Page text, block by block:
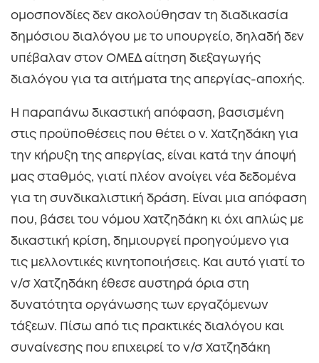
ομοσπονδίες δεν ακολούθησαν τη διαδικασία
δημόσιου διαλόγου με το υπουργείο, δηλαδή δεν
υπέβαλαν στον ΟΜΕΔ αίτηση διεξαγωγής
διαλόγου για τα αιτήματα της απεργίας-αποχής.
Η παραπάνω δικαστική απόφαση, βασισμένη
στις προϋποθέσεις που θέτει ο ν. Χατζηδάκη για
την κήρυξη της απεργίας, είναι κατά την άποψή
μας σταθμός, γιατί πλέον ανοίγει νέα δεδομένα
για τη συνδικαλιστική δράση. Είναι μια απόφαση
που, βάσει του νόμου Χατζηδάκη κι όχι απλώς με
δικαστική κρίση, δημιουργεί προηγούμενο για
τις μελλοντικές κινητοποιήσεις. Και αυτό γιατί το
ν/σ Χατζηδάκη έθεσε αυστηρά όρια στη
δυνατότητα οργάνωσης των εργαζόμενων
τάξεων. Πίσω από τις πρακτικές διαλόγου και
συναίνεσης που επιχειρεί το ν/σ Χατζηδάκη